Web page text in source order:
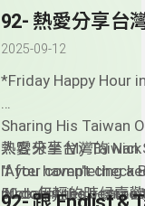
Taiwan. I am going
guest this week!
experience that
daunting task! So
easy-access
into the new
than just a place to
opportunities to
Roquette 來跟我們
公寓公司- 提供剛搬
的公寓！Edouard 他
的覺得Edouard開這
家要融入那邊的語言
來來台灣的外國人一
快地能夠融入台灣
起體驗台灣所有的
每週的來賓DJ音樂
至繁 LE MONDE - 邱
2025-09-12
*Friday Happy Hour
Sharing His Taiwan
熱愛分享台灣的
人客來坐 My Taiwan
"After completing a
50 countries, I came
If you haven't
probably the best
Nick 年輕的時候喜